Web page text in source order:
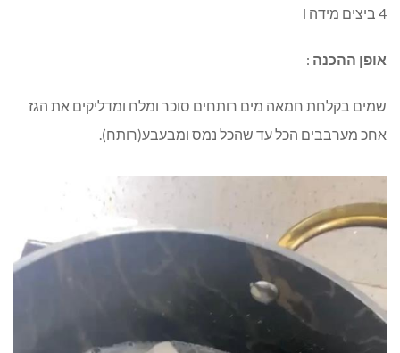
4 ביצים מידה l
אופן ההכנה :
שמים בקלחת חמאה מים רותחים סוכר ומלח ומדליקים את הגז
אחכ מערבבים הכל עד שהכל נמס ומבעבע(רותח).